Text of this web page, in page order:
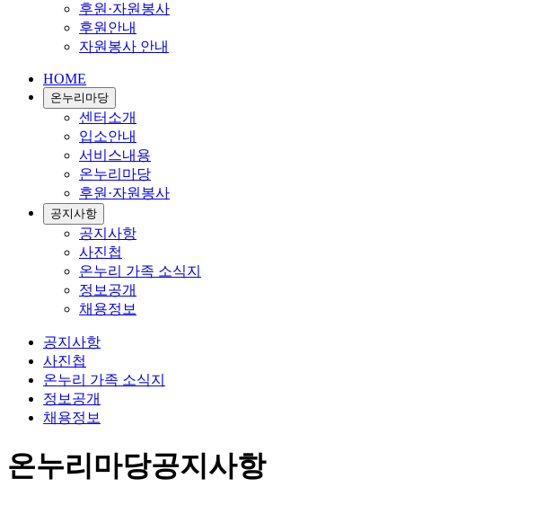
후원·자원봉사
후원안내
자원봉사 안내
HOME
온누리마당
센터소개
입소안내
서비스내용
온누리마당
후원·자원봉사
공지사항
공지사항
사진첩
온누리 가족 소식지
정보공개
채용정보
공지사항
사진첩
온누리 가족 소식지
정보공개
채용정보
온누리마당공지사항